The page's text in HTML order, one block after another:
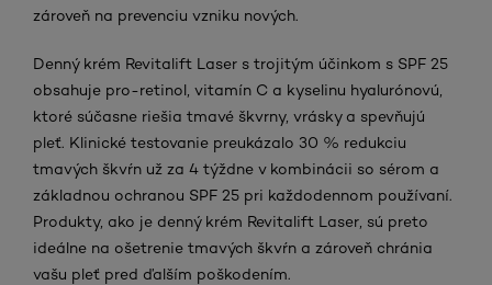
zároveň na prevenciu vzniku nových.
Denný krém Revitalift Laser s trojitým účinkom s SPF 25
obsahuje pro-retinol, vitamín C a kyselinu hyalurónovú,
ktoré súčasne riešia tmavé škvrny, vrásky a spevňujú
pleť. Klinické testovanie preukázalo 30 % redukciu
tmavých škvŕn už za 4 týždne v kombinácii so sérom a
základnou ochranou SPF 25 pri každodennom používaní.
Produkty, ako je denný krém Revitalift Laser, sú preto
ideálne na ošetrenie tmavých škvŕn a zároveň chránia
vašu pleť pred ďalším poškodením.